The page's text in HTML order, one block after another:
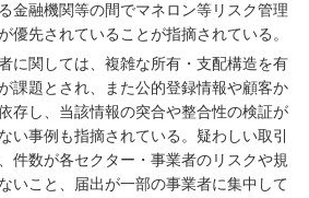
金融機関等の間でマネロン等リスク管理
優先されていることが指摘されている。
に関しては、複雑な所有・支配構造を有
課題とされ、また公的登録情報や顧客か
存し、当該情報の突合や整合性の検証が
い事例も指摘されている。疑わしい取引
件数が各セクター・事業者のリスクや規
いこと、届出が一部の事業者に集中して